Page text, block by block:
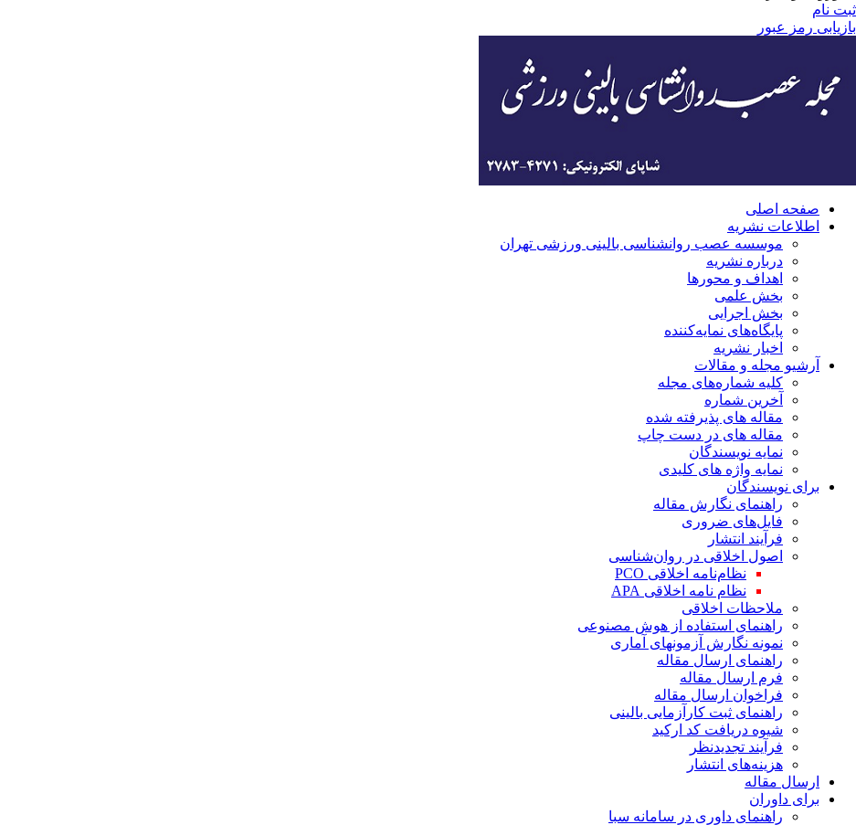
ثبت نام
بازیابی رمز عبور
صفحه اصلی
اطلاعات نشریه
موسسه عصب روانشناسی بالینی ورزشی تهران
درباره نشریه
اهداف و محورها
بخش علمی
بخش اجرایی
‌پایگاه‌های نمایه‌کننده
اخبار نشریه
آرشیو مجله و مقالات
کلیه شماره‌های مجله
آخرین شماره
مقاله های پذیرفته شده
مقاله های در دست چاپ
نمایه نویسندگان
نمایه واژه های کلیدی
برای نویسندگان
راهنمای نگارش مقاله
فایل‌های ضروری
فرآیند انتشار
اصول اخلاقی در روان‌شناسی
نظام‌نامه اخلاقی PCO
نظام نامه اخلاقی APA
ملاحظات اخلاقی
راهنمای استفاده از هوش مصنوعی
نمونه نگارش آزمونهای آماری
راهنمای ارسال مقاله
فرم ارسال مقاله
فراخوان ارسال مقاله
راهنمای ثبت کارآزمایی بالینی
شیوه دریافت کد ارکید
فرآیند تجدیدنظر
هزینه‌های انتشار
ارسال مقاله
برای داوران
راهنمای داوری در سامانه سبا